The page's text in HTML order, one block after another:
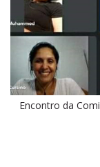
Encontro da